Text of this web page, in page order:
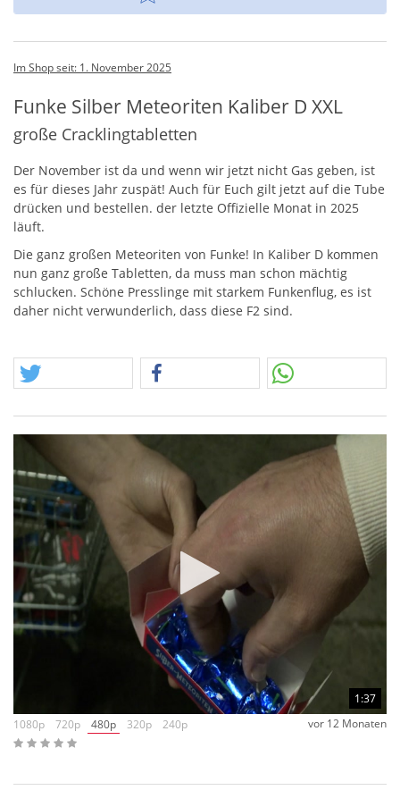
Im Shop seit: 1. November 2025
Funke Silber Meteoriten Kaliber D XXL
große Cracklingtabletten
Der November ist da und wenn wir jetzt nicht Gas geben, ist
es für dieses Jahr zuspät! Auch für Euch gilt jetzt auf die Tube
drücken und bestellen. der letzte Offizielle Monat in 2025
läuft.
Die ganz großen Meteoriten von Funke! In Kaliber D kommen
nun ganz große Tabletten, da muss man schon mächtig
schlucken. Schöne Presslinge mit starkem Funkenflug, es ist
daher nicht verwunderlich, dass diese F2 sind.
1:37
1080p
720p 480p 320p 240p vor 12 Monaten